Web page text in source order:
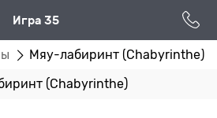
Игра 35
Мяу-лабиринт (Chabyrinthe)
(Chabyrinthe)